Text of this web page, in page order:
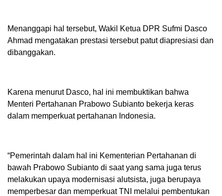
Menanggapi hal tersebut, Wakil Ketua DPR Sufmi Dasco
Ahmad mengatakan prestasi tersebut patut diapresiasi dan
dibanggakan.
Karena menurut Dasco, hal ini membuktikan bahwa
Menteri Pertahanan Prabowo Subianto bekerja keras
dalam memperkuat pertahanan Indonesia.
“Pemerintah dalam hal ini Kementerian Pertahanan di
bawah Prabowo Subianto di saat yang sama juga terus
melakukan upaya modernisasi alutsista, juga berupaya
memperbesar dan memperkuat TNI melalui pembentukan